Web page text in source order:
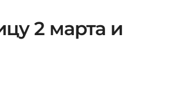
2 марта и